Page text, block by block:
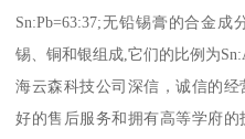
Sn:Pb=63:37;无铅锡膏的合金
锡、铜和银组成,它们的比例为
海云森科技公司深信，诚信的
好的售后服务和拥有高等学府